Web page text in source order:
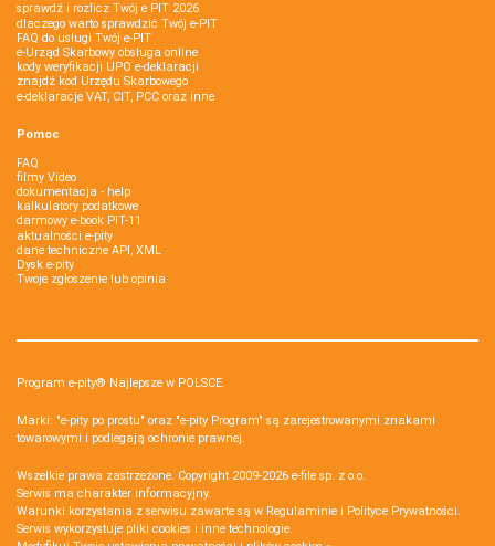
sprawdź i rozlicz Twój e PIT 2026
dlaczego warto sprawdzić Twój e-PIT
FAQ do usługi Twój e-PIT
e-Urząd Skarbowy obsługa online
kody weryfikacji UPO e-deklaracji
znajdź kod Urzędu Skarbowego
e-deklaracje VAT, CIT, PCC oraz inne
Pomoc
FAQ
filmy Video
dokumentacja - help
kalkulatory podatkowe
darmowy e-book PIT-11
aktualności e-pity
dane techniczne API, XML
Dysk e-pity
Twoje zgłoszenie lub opinia
Program e-pity® Najlepsze w POLSCE.
Marki: "e-pity po prostu" oraz "e-pity Program" są zarejestrowanymi znakami
towarowymi i podlegają ochronie prawnej.
Wszelkie prawa zastrzeżone. Copyright 2009-2026 e-file sp. z o.o.
Serwis ma charakter informacyjny.
Warunki korzystania z serwisu zawarte są w Regulaminie i Polityce Prywatności.
Serwis wykorzystuje pliki cookies i inne technologie.